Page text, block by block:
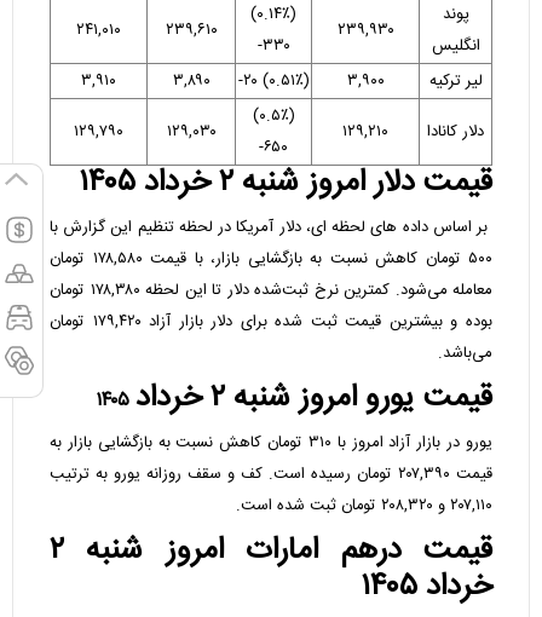
پوند
انگلیس
۲۳۹,۹۳۰
(۰.۱۴٪)
۳۳۰-
۲۳۹,۶۱۰
۲۴۱,۰۱۰
لیر ترکیه
۳,۹۰۰ (۰.۵۱٪) ۲۰- ۳,۸۹۰
۳,۹۱۰
دلار کانادا
۱۲۹,۲۱۰
(۰.۵٪)
۶۵۰-
۱۲۹,۰۳۰ ۱۲۹,۷۹۰
قیمت دلار امروز شنبه ۲ خرداد ۱۴۰۵
بر اساس داده های لحظه ای، دلار آمریکا در لحظه تنظیم این گزارش با
۵۰۰ تومان کاهش نسبت به بازگشایی بازار، با قیمت ۱۷۸,۵۸۰ تومان
معامله می‌شود. کمترین نرخ ثبت‌شده دلار تا این لحظه ۱۷۸,۳۸۰ تومان
بوده و بیشترین قیمت ثبت شده برای دلار بازار آزاد ۱۷۹,۴۲۰ تومان
می‌باشد.
قیمت یورو امروز شنبه ۲ خرداد
یورو در بازار آزاد امروز با ۳۱۰ تومان کاهش نسبت به بازگشایی بازار به
قیمت ۲۰۷,۳۹۰ تومان رسیده است. کف و سقف روزانه یورو به ترتیب
۲۰۷,۱۱۰ و ۲۰۸,۳۲۰ تومان ثبت شده است.
قیمت درهم امارات امروز شنبه ۲
خرداد ۱۴۰۵